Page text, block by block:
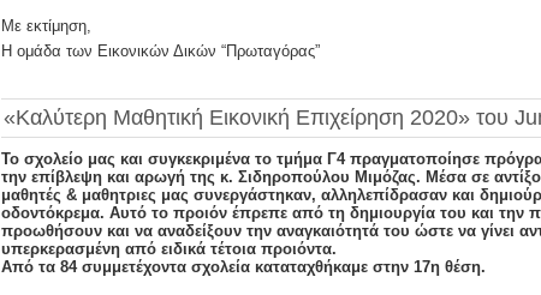
Με εκτίμηση,
Η ομάδα των Εικονικών Δικών “Πρωταγόρας”
«Καλύτερη Μαθητική Εικονική Επιχείρηση 2020» του
Το σχολείο μας και συγκεκριμένα το τμήμα Γ4 πραγματοποίησε
την επίβλεψη και αρωγή της κ. Σιδηροπούλου Μιμόζας. Μέσα σε
μαθητές & μαθητριες μας συνεργάστηκαν, αλληλεπίδρασαν και
οδοντόκρεμα. Αυτό το προιόν έπρεπε από τη δημιουργία του και
προωθήσουν και να αναδείξουν την αναγκαιότητά του ώστε να γίνει
υπερκερασμένη από ειδικά τέτοια προιόντα.
Από τα 84 συμμετέχοντα σχολεία καταταχθήκαμε στην 17η θέση.